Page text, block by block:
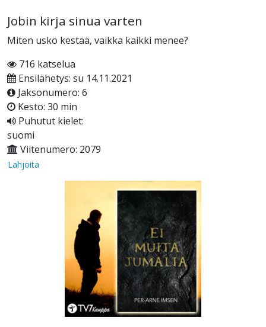
Jobin kirja sinua varten
Miten usko kestää, vaikka kaikki menee?
716 katselua
Ensilähetys: su 14.11.2021
Jaksonumero: 6
Kesto: 30 min
Puhutut kielet:
suomi
Viitenumero: 2079
Lahjoita